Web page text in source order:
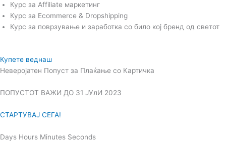
Курс за Affiliate маркетинг
Курс за Ecommerce & Dropshipping
Курс за поврзување и заработка со било кој бренд од светот
Купете веднаш
Неверојатен Попуст за Плаќање со Картичка
ПОПУСТОТ ВАЖИ ДО 31 ЈУлИ 2023
СТАРТУВАЈ СЕГА!
Days Hours Minutes Seconds